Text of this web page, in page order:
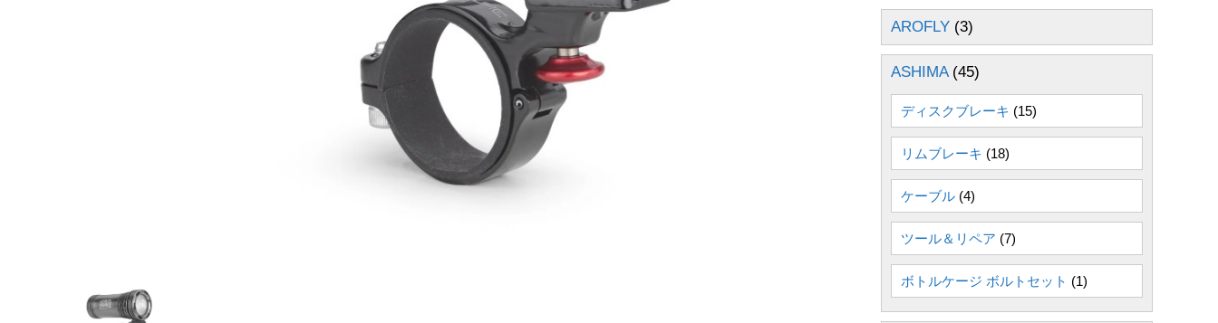
AROFLY (3)
ASHIMA(45)
ディスクブレーキ (15)
リムブレーキ (18)
ケーブル (4)
ツール＆リペア (7)
ボトルケージ ボルトセット (1)